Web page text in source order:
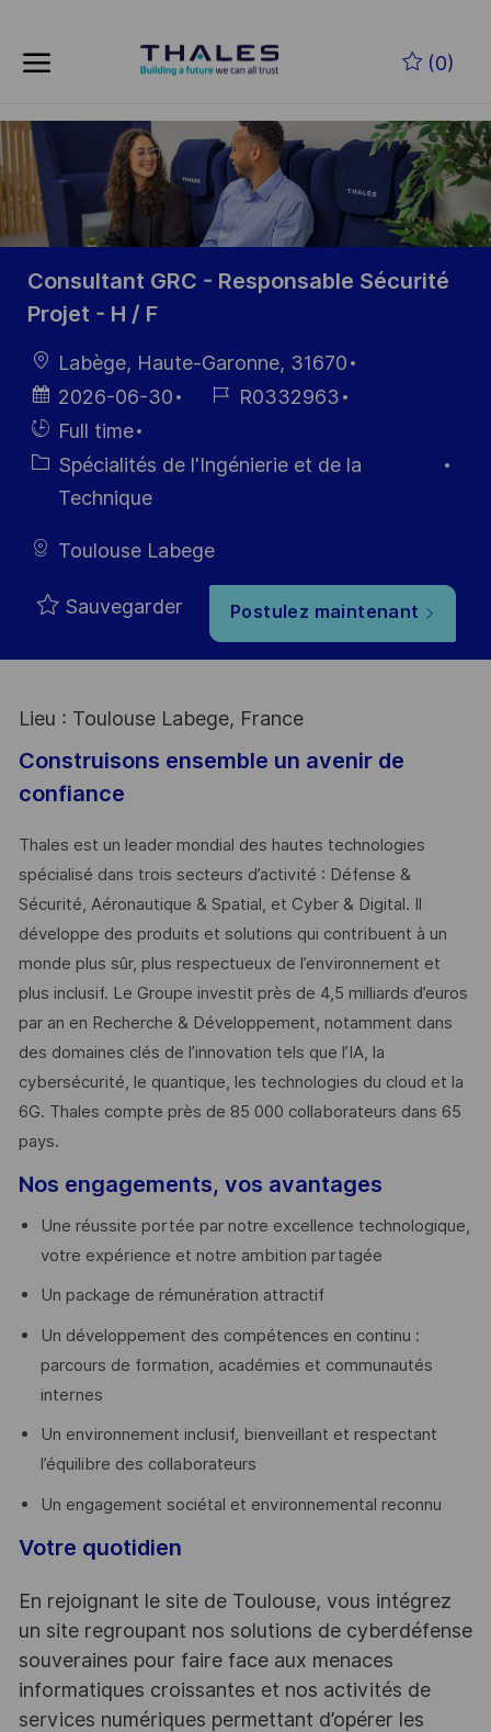
(0)
-
Consultant GRC - Responsable Sécurité
Projet - H / F
localisation
Labège, Haute-Garonne, 31670
Date
d’affichage
2026-06-30
Référence
R0332963
Hiring
Type
Full time
Catégorie
Spécialités de l'Ingénierie et de la
Technique
Toulouse Labege
Sauvegarder Postulez maintenant
Lieu : Toulouse Labege, France
Construisons ensemble un avenir de
confiance
Thales est un leader mondial des hautes technologies
spécialisé dans trois secteurs d’activité : Défense &
Sécurité, Aéronautique & Spatial, et Cyber & Digital. Il
développe des produits et solutions qui contribuent à un
monde plus sûr, plus respectueux de l’environnement et
plus inclusif. Le Groupe investit près de 4,5 milliards d’euros
par an en Recherche & Développement, notamment dans
des domaines clés de l’innovation tels que l’IA, la
cybersécurité, le quantique, les technologies du cloud et la
6G. Thales compte près de 85 000 collaborateurs dans 65
pays. ​
Nos engagements, vos avantages
Une réussite portée par notre excellence technologique,
votre expérience et notre ambition partagée
Un package de rémunération attractif
Un développement des compétences en continu :
parcours de formation, académies et communautés
internes
Un environnement inclusif, bienveillant et respectant
l’équilibre des collaborateurs
Un engagement sociétal et environnemental reconnu
Votre quotidien
En rejoignant le site de Toulouse, vous intégrez
un site regroupant nos solutions de cyberdéfense
souveraines pour faire face aux menaces
informatiques croissantes et nos activités de
services numériques permettant d’opérer les